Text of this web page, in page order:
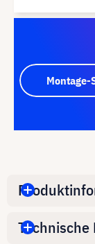
Montage-
Technische